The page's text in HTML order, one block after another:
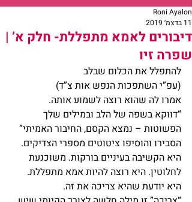
דיבורים לאמא מתפללת- חלק א’ |
שפרה זיו
Roni Ayalon
11 בדצמ׳ 2019
להתפלל את הכלום שבלב
(עפ”י השתפכות הנפש אות צ”ד)
אמרו לה שהוא רוצה לשמוע אותה.
“דווקא בשפה של הלב ובמילים שלך
הפשוטות – נמצא הקסם, החיבור האמיתי”
הסבירו והוסיפו ציטוטים מספרי הצדיקים.
היא הקשיבה בעיניים בורקות. משוכנעת
לחלוטין. היא רוצה להיות אמא מתפללת.
היא יודעת שהיא צריכה את זה.